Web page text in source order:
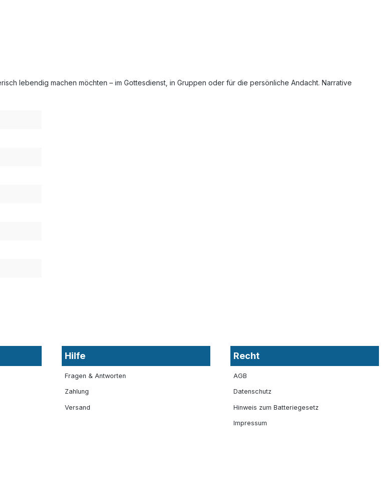
lebendig machen möchten – im Gottesdienst, in Gruppen oder für die persönliche Andacht. Narrative
Hilfe
Fragen & Antworten
Zahlung
Versand
Recht
AGB
Datenschutz
Hinweis zum Batteriegesetz
Impressum